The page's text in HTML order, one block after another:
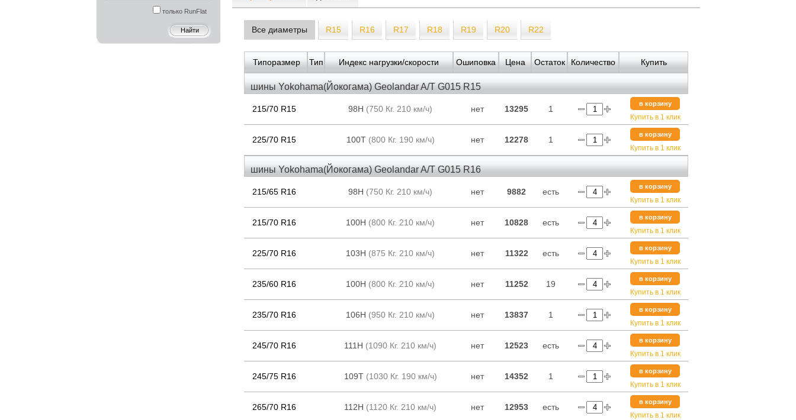
только RunFlat
Все диаметры R15 R16 R17 R18 R19 R20 R22
Типоразмер Тип Индекс нагрузки/скорости Ошиповка Цена Остаток Количество Купить
шины Yokohama(Йокогама) Geolandar A/T G015 R15
215/70 R15 98H (750 Кг. 210 км/ч) нет 13295 1
в корзину
Купить в 1 клик
225/70 R15 100T (800 Кг. 190 км/ч) нет 12278 1
в корзину
Купить в 1 клик
шины Yokohama(Йокогама) Geolandar A/T G015 R16
215/65 R16 98H (750 Кг. 210 км/ч) нет 9882 есть
в корзину
Купить в 1 клик
215/70 R16 100H (800 Кг. 210 км/ч) нет 10828 есть
в корзину
Купить в 1 клик
225/70 R16 103H (875 Кг. 210 км/ч) нет 11322 есть
в корзину
Купить в 1 клик
235/60 R16 100H (800 Кг. 210 км/ч) нет 11252 19
в корзину
Купить в 1 клик
235/70 R16 106H (950 Кг. 210 км/ч) нет 13837 1
в корзину
Купить в 1 клик
245/70 R16 111H (1090 Кг. 210 км/ч) нет 12523 есть
в корзину
Купить в 1 клик
245/75 R16 109T (1030 Кг. 190 км/ч) нет 14352 1
в корзину
Купить в 1 клик
265/70 R16 112H (1120 Кг. 210 км/ч) нет 12953 есть
в корзину
Купить в 1 клик